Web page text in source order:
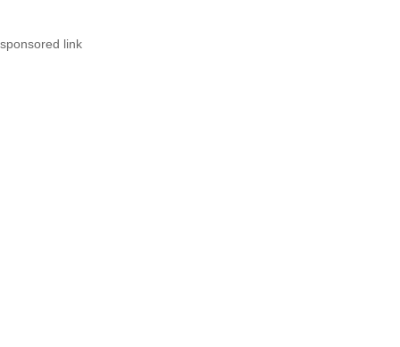
sponsored link